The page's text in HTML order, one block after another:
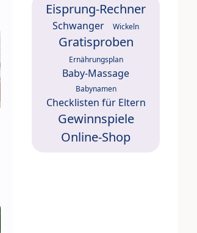
Eisprung-Rechner
Schwanger Wickeln
Gratisproben
Ernährungsplan
Baby-Massage
Babynamen
Checklisten für Eltern
Gewinnspiele
Online-Shop